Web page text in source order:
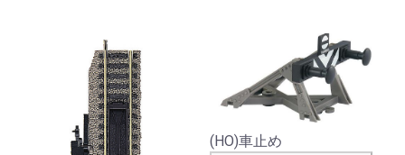
(HO)車止め